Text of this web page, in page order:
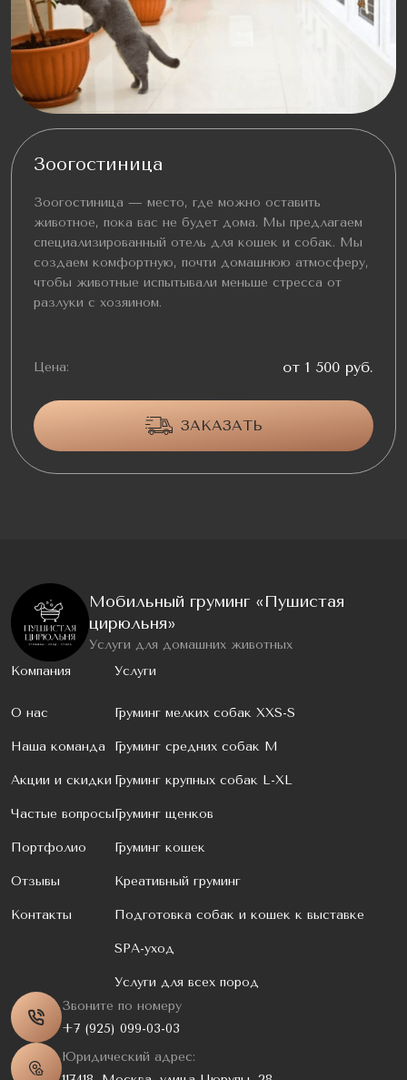
Зоогостиница
Зоогостиница — место, где можно оставить
животное, пока вас не будет дома. Мы предлагаем
специализированный отель для кошек и собак. Мы
создаем комфортную, почти домашнюю атмосферу,
чтобы животные испытывали меньше стресса от
разлуки с хозяином.
Цена: от 1 500 руб.
ЗАКАЗАТЬ
Мобильный груминг «Пушистая
цирюльня»
Услуги для домашних животных
Компания
О нас
Наша команда
Акции и скидки
Частые вопросы
Портфолио
Отзывы
Контакты
Услуги
Груминг мелких собак XXS-S
Груминг средних собак M
Груминг крупных собак L-XL
Груминг щенков
Груминг кошек
Креативный груминг
Подготовка собак и кошек к выставке
SPA-уход
Услуги для всех пород
Звоните по номеру
+7 (925) 099-03-03
Юридический адрес: